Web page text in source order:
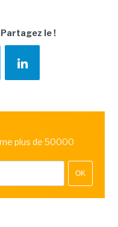
Partagez le !
plus de 50000
OK